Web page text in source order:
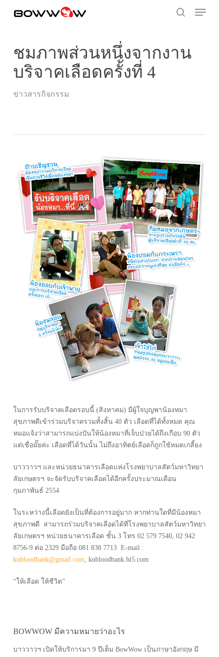
Menu
ชมภาพส่วนหนึ่งจากงาน
บริจาคเลือดครั้งที่ 4
ข่าวสารกิจกรรม
ในการรับบริจาคเลือดรอบนี้ (สิงหาคม) มีผู้ใจบุญพาน้องหมา
สุขภาพดีเข้าร่วมบริจาครวมทั้งสิ้น 40 ตัว เลือดที่ได้ทั้งหมด คุณ
หมอแจ้งว่าสามารถแบ่งปันให้น้องหมาที่เจ็บป่วยได้ถึงเกือบ 90 ตัว
แต่เชื่อมั๊ยค่ะ เลือดที่ได้วันนั้น ไม่ถึงอาทิตย์เลือดก็ถูกใช้หมดเกลี้ยง
บาววาวฯ และหน่วยธนาคารเลือดแห่งโรงพยาบาลสัตว์มหาวิทยา
ลัยเกษตรฯ จะจัดรับบริจาคเลือดได้อีกครั้งประมาณเดือน
กุมภาพันธ์ 2554
ในระหว่างนี้เลือดยังเป็นที่ต้องการอยู่มาก หากท่านใดที่มีน้องหมา
สุขภาพดี สามารถร่วมบริจาคเลือดได้ที่โรงพยาบาลสัตว์มหาวิทยา
ลัยเกษตรฯ หน่วยธนาคารเลือด ชั้น 3 โทร 02 579 7540, 02 942
8756-9 ต่อ 2329 มือถือ 081 838 7713 E-mail :
kubloodbank@gmail.com , kubloodbank.hi5.com
“ให้เลือด ให้ชีวิต”
BOWWOW มีความหมายว่าอะไร
บาววาวฯ เปิดให้บริการมา 9 ปีเต็ม BowWow เป็นภาษาอังกฤษ มี